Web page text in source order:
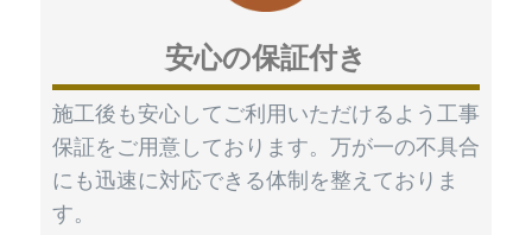
安心の保証付き
施工後も安心してご利用いただけるよう工事
保証をご用意しております。万が一の不具合
にも迅速に対応できる体制を整えておりま
す。